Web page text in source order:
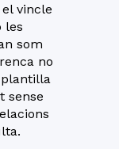
vincle
les
som
no
sense